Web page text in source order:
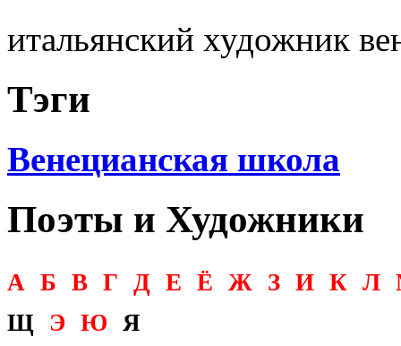
итальянский художник
Тэги
Венецианская школа
Поэты и Художники
А Б В Г Д Е Ё Ж З И К Л
Щ Э Ю Я